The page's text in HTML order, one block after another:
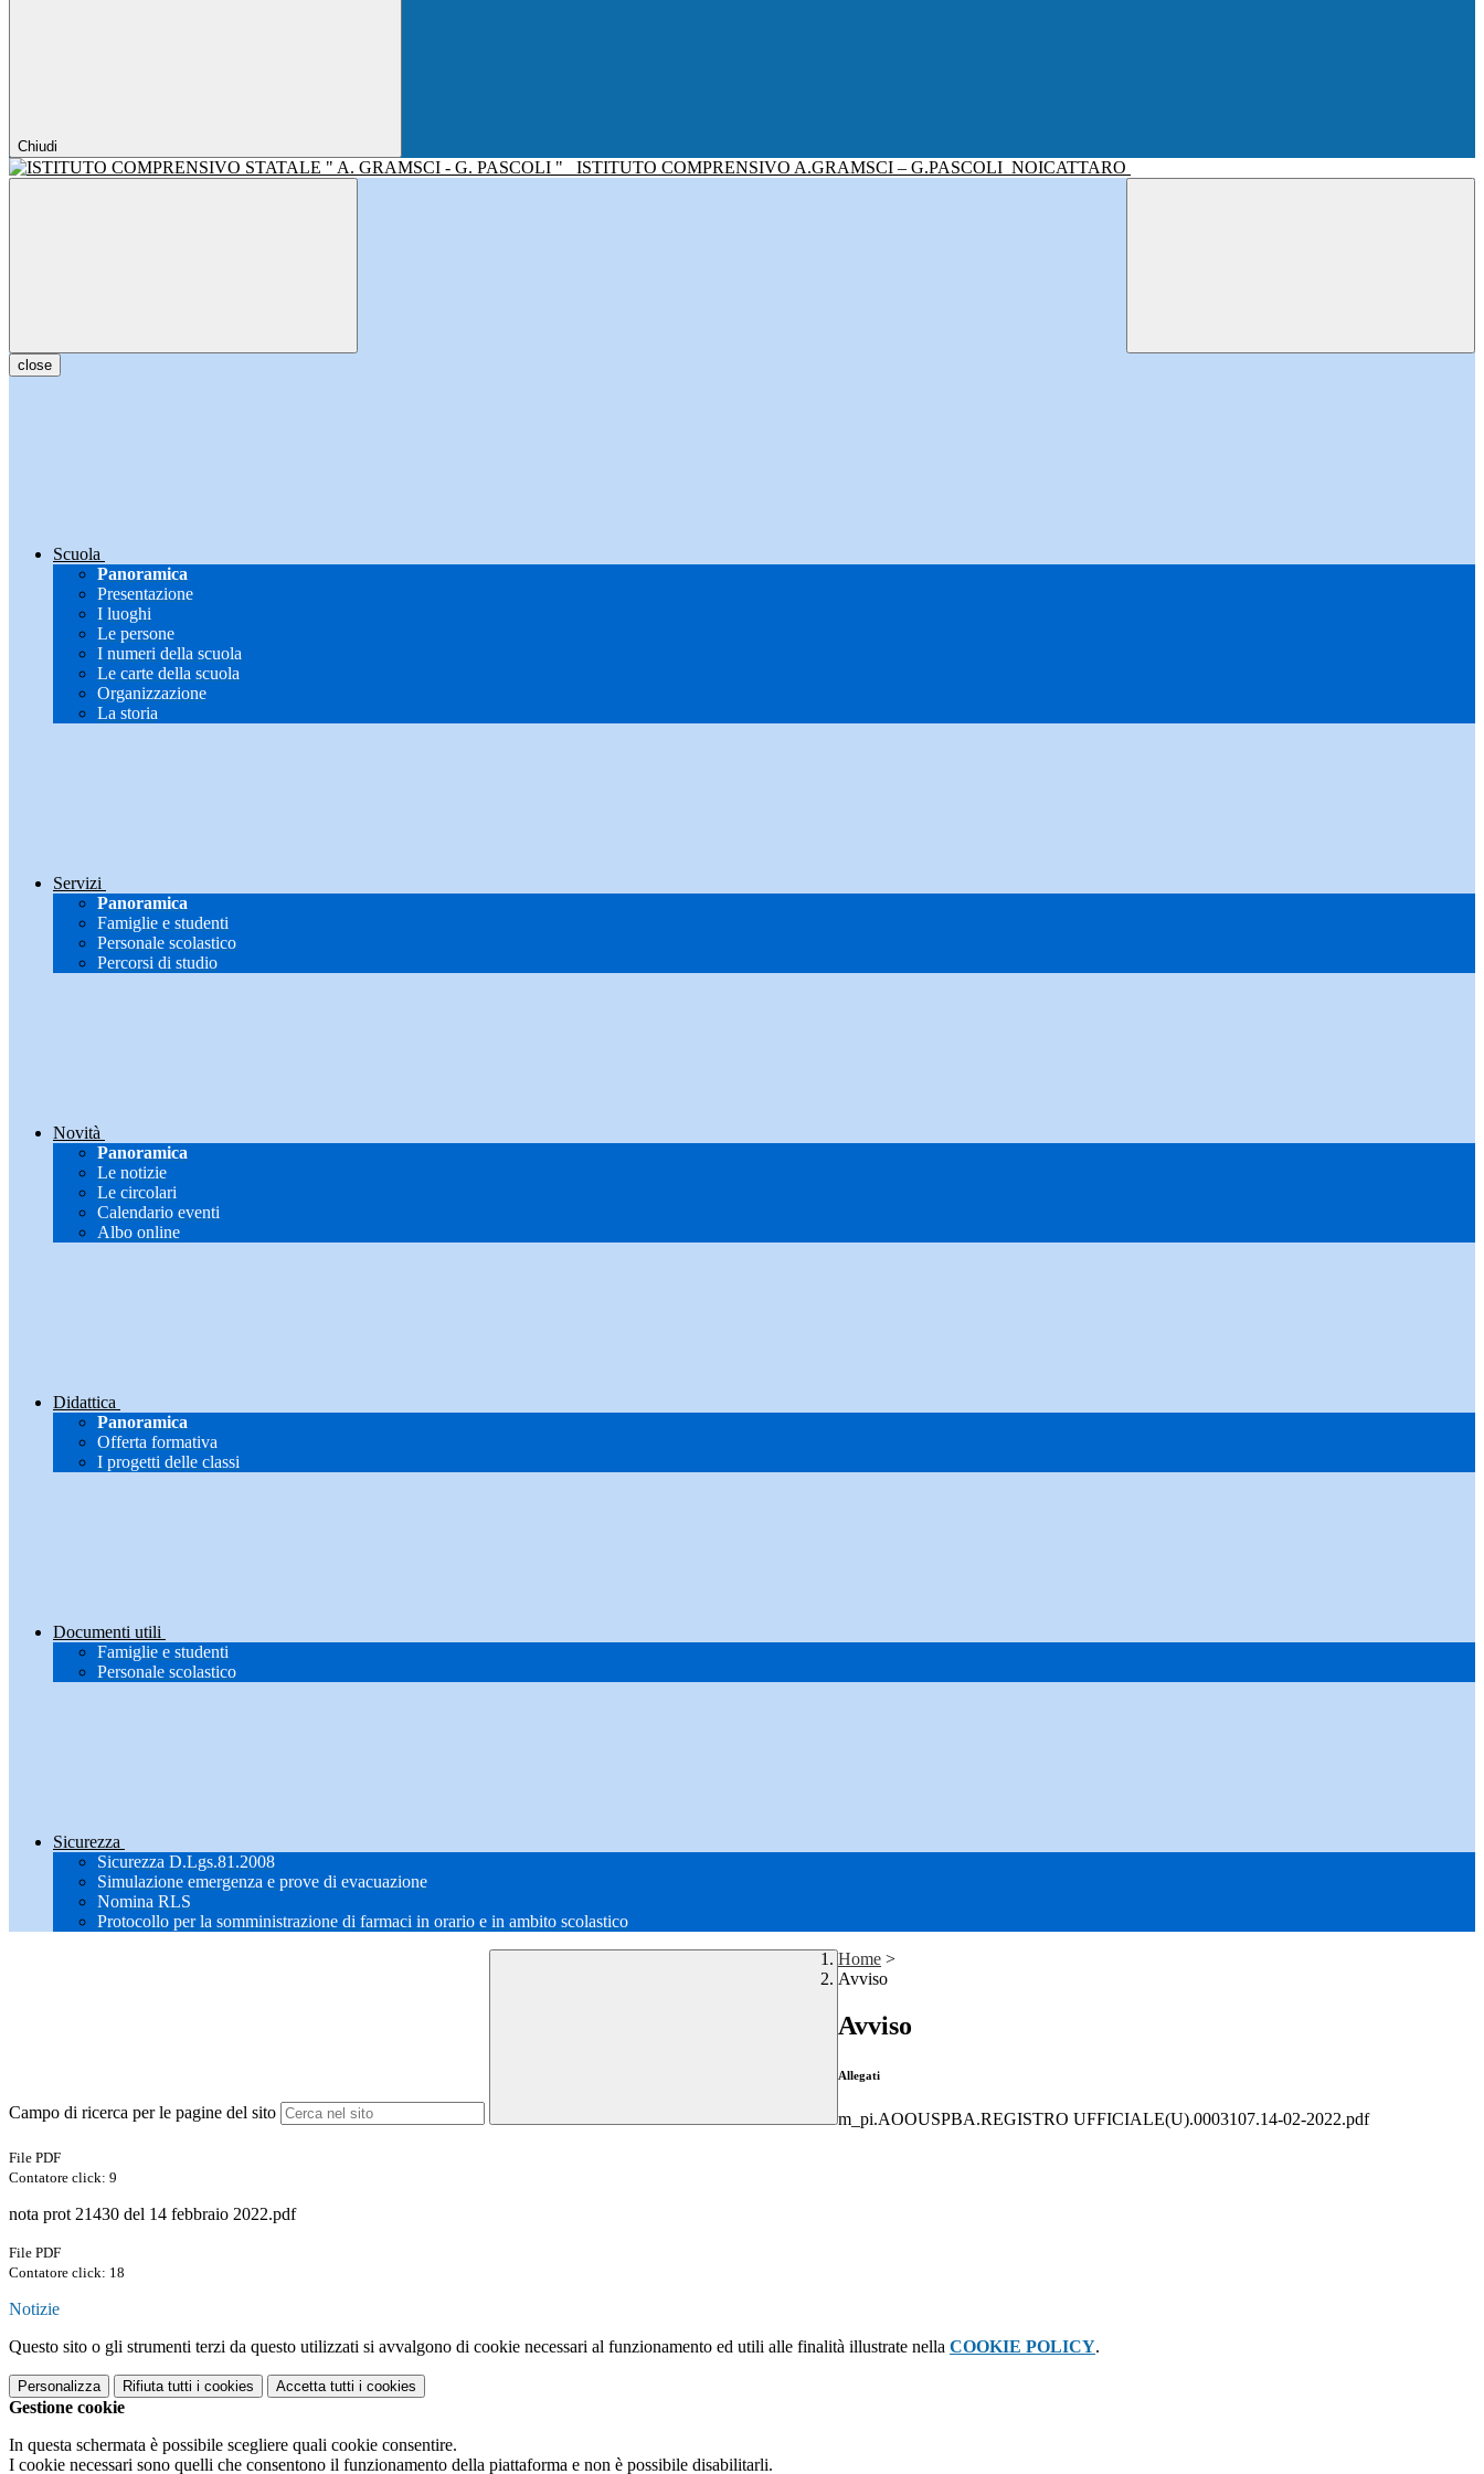
Chiudi
ISTITUTO COMPRENSIVO A.GRAMSCI – G.PASCOLI NOICATTARO
close
Scuola
Panoramica
Presentazione
I luoghi
Le persone
I numeri della scuola
Le carte della scuola
Organizzazione
La storia
Servizi
Panoramica
Famiglie e studenti
Personale scolastico
Percorsi di studio
Novità
Panoramica
Le notizie
Le circolari
Calendario eventi
Albo online
Didattica
Panoramica
Offerta formativa
I progetti delle classi
Documenti utili
Famiglie e studenti
Personale scolastico
Sicurezza
Sicurezza D.Lgs.81.2008
Simulazione emergenza e prove di evacuazione
Nomina RLS
Protocollo per la somministrazione di farmaci in orario e in ambito scolastico
Campo di ricerca per le pagine del sito
Home >
Avviso
Avviso
Allegati
m_pi.AOOUSPBA.REGISTRO UFFICIALE(U).0003107.14-02-2022.pdf
File PDF
Contatore click: 9
nota prot 21430 del 14 febbraio 2022.pdf
File PDF
Contatore click: 18
Notizie
Questo sito o gli strumenti terzi da questo utilizzati si avvalgono di cookie necessari al funzionamento ed utili alle finalità illustrate nella COOKIE POLICY.
Personalizza Rifiuta tutti i cookies Accetta tutti i cookies
Gestione cookie
In questa schermata è possibile scegliere quali cookie consentire.
I cookie necessari sono quelli che consentono il funzionamento della piattaforma e non è possibile disabilitarli.